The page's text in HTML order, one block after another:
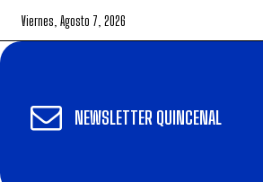
Viernes, Agosto 7, 2026
NEWSLETTER QUINCENAL